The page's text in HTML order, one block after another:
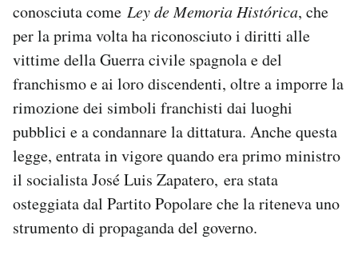
conosciuta come Ley de Memoria Histórica, che
per la prima volta ha riconosciuto i diritti alle
vittime della Guerra civile spagnola e del
franchismo e ai loro discendenti, oltre a imporre la
rimozione dei simboli franchisti dai luoghi
pubblici e a condannare la dittatura. Anche questa
legge, entrata in vigore quando era primo ministro
il socialista José Luis Zapatero, era stata
osteggiata dal Partito Popolare che la riteneva uno
strumento di propaganda del governo.